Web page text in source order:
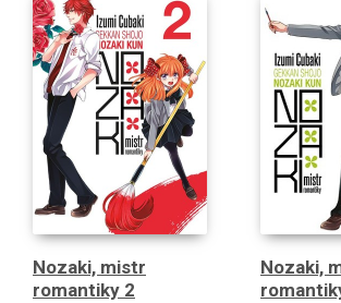
Nozaki, mistr
romantiky 2
Nozaki,